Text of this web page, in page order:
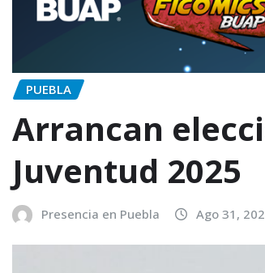
PUEBLA
Arrancan
Juventud 2025
Presencia en Puebla Ago 31,